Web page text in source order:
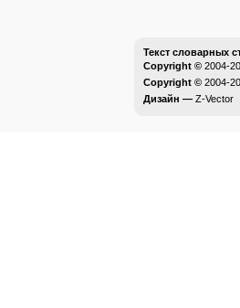
Текст словарных
Copyright © 2004-
Copyright © 2004-
Дизайн — Z-Vector